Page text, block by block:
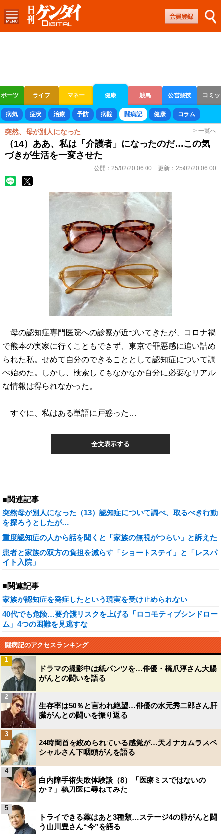
ーツ ライフ マネー 健康 競馬 公営競技 コミ
ボートレース 競輪 オートレース
病気 症状 治療 予防 病院 闘病記 健康 コラム
突然、母が別人になった > 一覧へ
（14）ああ、私は「介護者」になったのだ…この気
づきが生活を一変させた
公開： 25/02/20 06:00 更新： 25/02/20 06:00
母の認知症専門医院への診察が近づいてきたが、コロナ禍
で熊本の実家に行くこともできず、東京で罪悪感に追い詰め
られた私。せめて自分のできることとして認知症について調
べ始めた。しかし、検索してもなかなか自分に必要なリアル
な情報は得られなかった。
すぐに、私はある単語に戸惑った…
全文表示する
■関連記事
突然母が別人になった（13）認知症について調べ、取るべき行動
を探ろうとしたが…
重度認知症の人から話を聞くと「家族の無視がつらい」と訴えた
患者と家族の双方の負担を減らす「ショートステイ」と「レスパ
イト入院」
■関連記事
家族が認知症を発症したという現実を受け止められない
40代でも危険…要介護リスクを上げる「ロコモティブシンドロー
ム」4つの困難を見逃すな
闘病記のアクセスランキング
ドラマの撮影中は紙パンツを…俳優・橋爪淳さん大腸
がんとの闘いを語る
1
生存率は50％と言われ絶望…俳優の水元秀二郎さん肝
臓がんとの闘いを振り返る
2
24時間首を絞められている感覚が…天才ナカムラスペ
シャルさん下咽頭がんを語る
3
白内障手術失敗体験談（8）「医療ミスではないの
か？」執刀医に尋ねてみた
4
トライできる薬はあと3種類…ステージ4の肺がんと闘
う山川豊さん“今”を語る
5